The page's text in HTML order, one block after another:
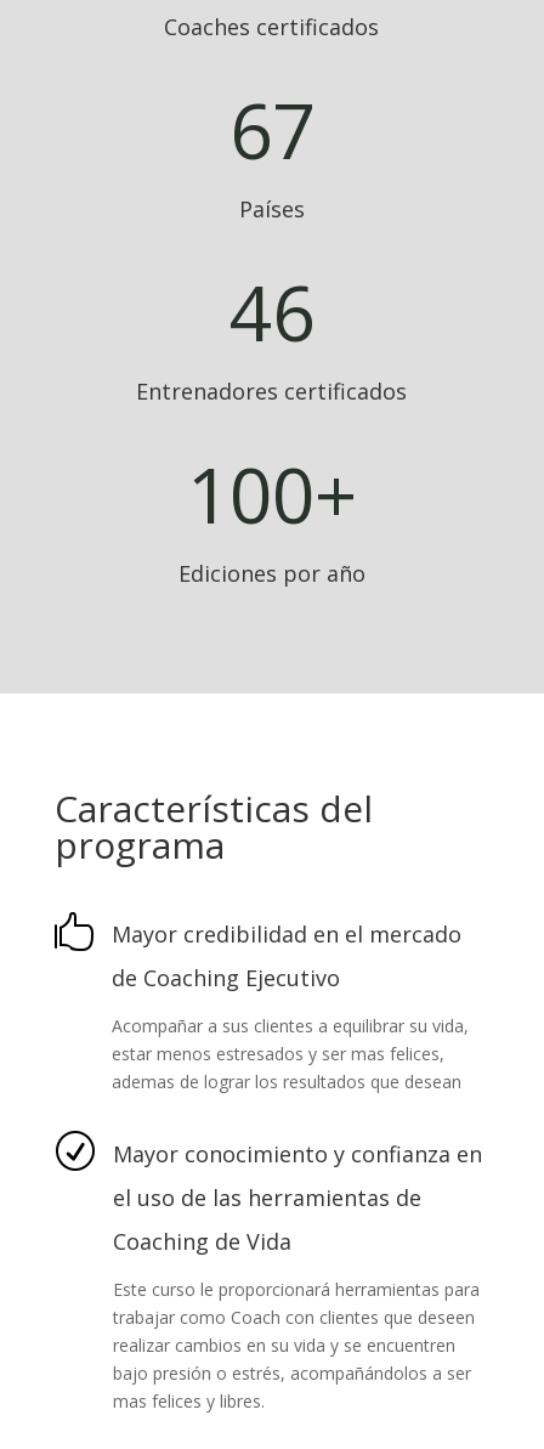
Coaches certificados
67
Países
46
Entrenadores certificados
100+
Ediciones por año
Características del
programa

Mayor credibilidad en el mercado
de Coaching Ejecutivo
Acompañar a sus clientes a equilibrar su vida,
estar menos estresados y ser mas felices,
ademas de lograr los resultados que desean
R
Mayor conocimiento y confianza en
el uso de las herramientas de
Coaching de Vida
Este curso le proporcionará herramientas para
trabajar como Coach con clientes que deseen
realizar cambios en su vida y se encuentren
bajo presión o estrés, acompañándolos a ser
mas felices y libres.